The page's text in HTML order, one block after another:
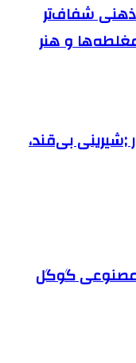
ذهنی شفاف‌تر
مغلطه‌ها و هنر
بی‌قند،
گوگل